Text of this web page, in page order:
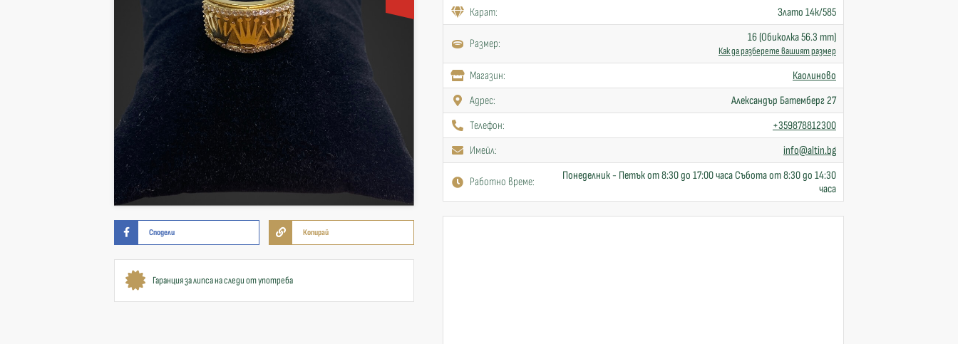
Сподели Копирай
Гаранция за липса на следи от употреба
Карат:
Злато 14к/585
Размер: 16 (Обиколка 56.3 mm)
Как да разберете вашият размер
Mагазин:
Каолиново
Адрес:
Александър Батемберг 27
Телефон:
+359878812300
Имейл:
info@altin.bg
Работно време:
Понеделник - Петък от 8:30 до 17:00 часа Събота от 8:30 до 14:30
часа